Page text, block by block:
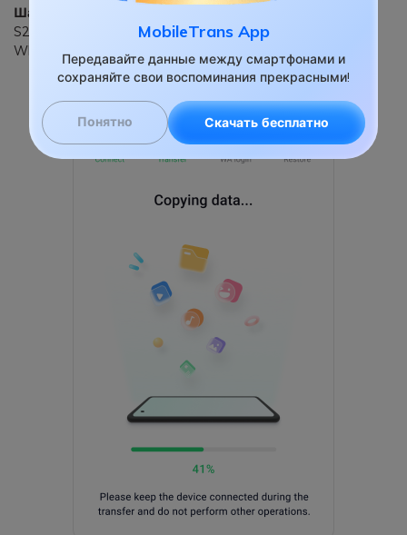
MobileTrans App
Передавайте данные между смартфонами и
сохраняйте свои воспоминания прекрасными!
Понятно Скачать бесплатно
Шаг 3:
S23. Это позволит приложению перенести данные
WhatsApp с iPhone на Samsung.